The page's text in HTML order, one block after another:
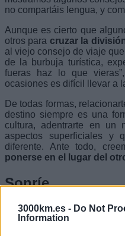
3000km.es - Do Not
Information
no compartáis lengua, y
Aunque es cierto que
otros para cruzar la
al viejo consejo de viaje
de la burbuja turística,
fueras haz lo que
ocasiones es difícil llevar a
De todas formas,
destino siempre es una
cultura, adentrarte en un
aspectos superficiales y
diferente. Ante todo,
ponerse en el lugar del
Sonríe
Sonríe a un extraño y
dueños de las tiendas o